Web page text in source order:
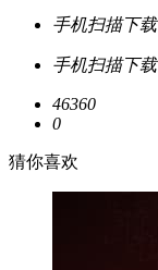
手机扫描下载
手机扫描下载
46360
0
猜你喜欢